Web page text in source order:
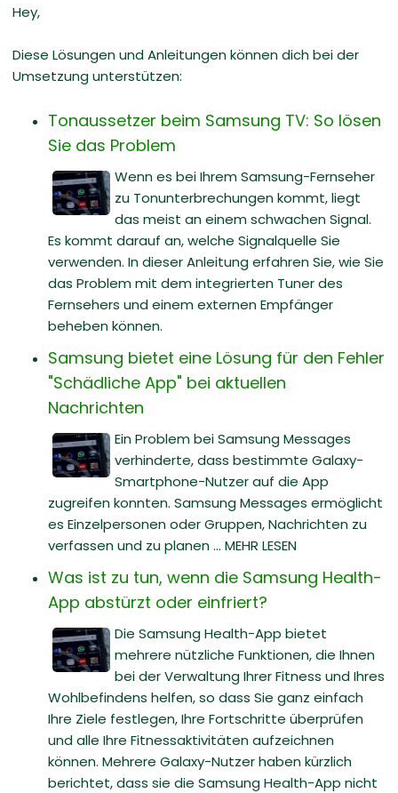
Hey,
Diese Lösungen und Anleitungen können dich bei der
Umsetzung unterstützen:
Tonaussetzer beim Samsung TV: So lösen
Sie das Problem
Wenn es bei Ihrem Samsung-Fernseher
zu Tonunterbrechungen kommt, liegt
das meist an einem schwachen Signal.
Es kommt darauf an, welche Signalquelle Sie
verwenden. In dieser Anleitung erfahren Sie, wie Sie
das Problem mit dem integrierten Tuner des
Fernsehers und einem externen Empfänger
beheben können.
Samsung bietet eine Lösung für den Fehler
"Schädliche App" bei aktuellen
Nachrichten
Ein Problem bei Samsung Messages
verhinderte, dass bestimmte Galaxy-
Smartphone-Nutzer auf die App
zugreifen konnten. Samsung Messages ermöglicht
es Einzelpersonen oder Gruppen, Nachrichten zu
verfassen und zu planen ... MEHR LESEN
Was ist zu tun, wenn die Samsung Health-
App abstürzt oder einfriert?
Die Samsung Health-App bietet
mehrere nützliche Funktionen, die Ihnen
bei der Verwaltung Ihrer Fitness und Ihres
Wohlbefindens helfen, so dass Sie ganz einfach
Ihre Ziele festlegen, Ihre Fortschritte überprüfen
und alle Ihre Fitnessaktivitäten aufzeichnen
können. Mehrere Galaxy-Nutzer haben kürzlich
berichtet, dass sie die Samsung Health-App nicht